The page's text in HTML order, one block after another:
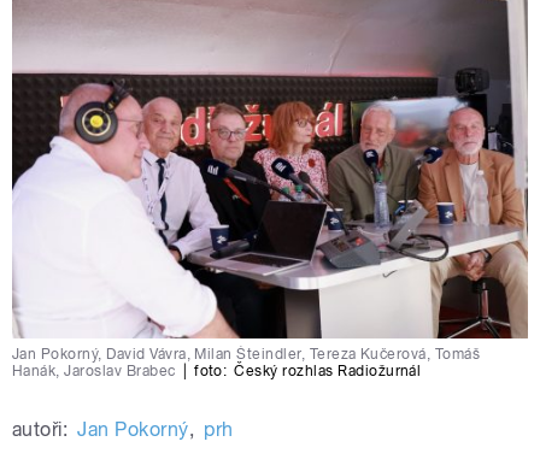
Jan Pokorný, David Vávra, Milan Šteindler, Tereza Kučerová, Tomáš
Hanák, Jaroslav Brabec
foto: Český rozhlas Radiožurnál
autoři: Jan Pokorný, prh